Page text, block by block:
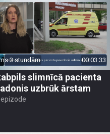
3 stundām 00:03:33
slimnīcā pacienta
uzbrūk ārstam